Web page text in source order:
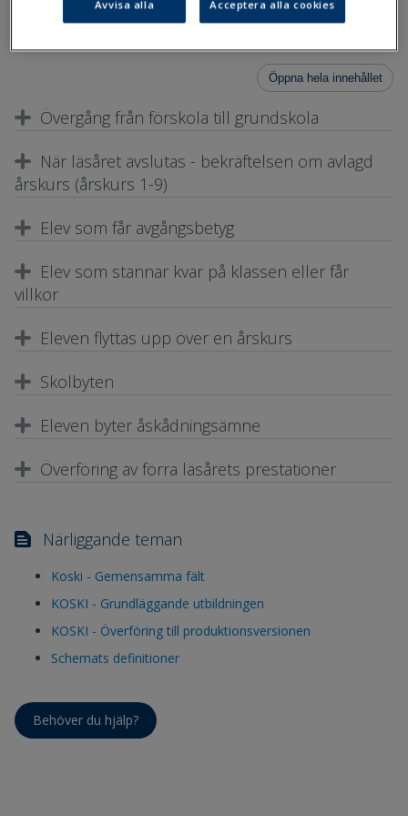
grundläggande utbildningen och hur de ska antecknas i Primus
Öppna hela innehållet
Övergång från förskola till grundskola
När läsåret avslutas - bekräftelsen om avlagd
årskurs (årskurs 1-9)
Elev som får avgångsbetyg
Elev som stannar kvar på klassen eller får
villkor
Eleven flyttas upp över en årskurs
Skolbyten
Eleven byter åskådningsämne
Överföring av förra läsårets prestationer
Närliggande teman
Koski - Gemensamma fält
KOSKI - Grundläggande utbildningen
KOSKI - Överföring till produktionsversionen
Schemats definitioner
Behöver du hjälp?
Avvisa alla Acceptera alla cookies